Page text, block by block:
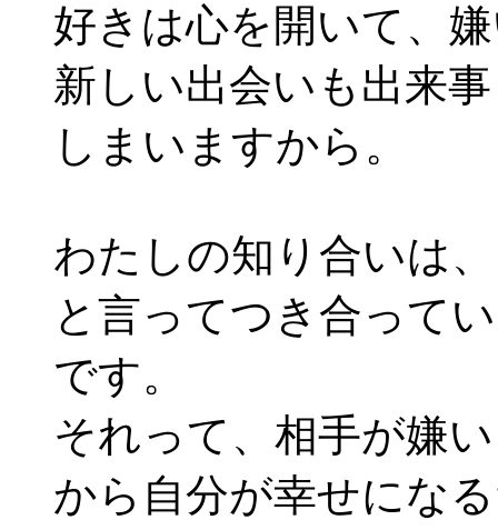
好きは心を開いて、
新しい出会いも出来
しまいますから。
わたしの知り合いは
と言ってつき合って
です。
それって、相手が嫌
から自分が幸せにな